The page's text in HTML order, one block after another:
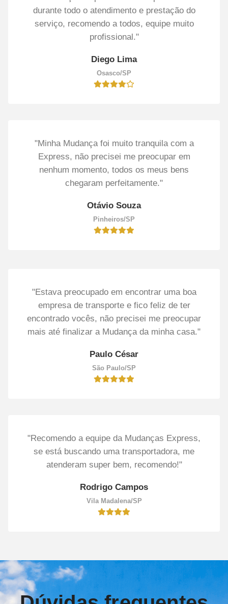
durante todo o atendimento e prestação do
serviço, recomendo a todos, equipe muito
profissional."
Diego Lima
Osasco/SP
"Minha Mudança foi muito tranquila com a
Express, não precisei me preocupar em
nenhum momento, todos os meus bens
chegaram perfeitamente."
Otávio Souza
Pinheiros/SP
"Estava preocupado em encontrar uma boa
empresa de transporte e fico feliz de ter
encontrado vocês, não precisei me preocupar
mais até finalizar a Mudança da minha casa."
Paulo César
São Paulo/SP
"Recomendo a equipe da Mudanças Express,
se está buscando uma transportadora, me
atenderam super bem, recomendo!"
Rodrigo Campos
Vila Madalena/SP